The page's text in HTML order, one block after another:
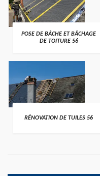
>
POSE DE BÂCHE ET BÂCHAGE
DE TOITURE 56
>
RÉNOVATION DE TUILES 56